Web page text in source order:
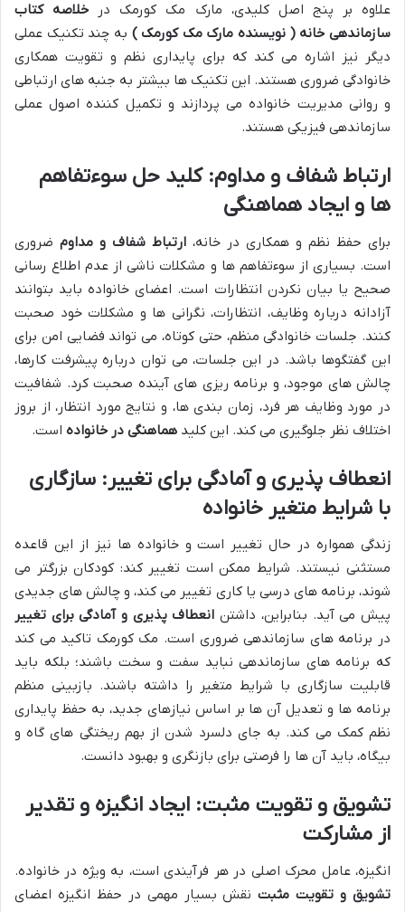
علاوه بر پنج اصل کلیدی، مارک مک کورمک در خلاصه کتاب
سازماندهی خانه ( نویسنده مارک مک کورمک ) به چند تکنیک عملی
دیگر نیز اشاره می کند که برای پایداری نظم و تقویت همکاری
خانوادگی ضروری هستند. این تکنیک ها بیشتر به جنبه های ارتباطی
و روانی مدیریت خانواده می پردازند و تکمیل کننده اصول عملی
سازماندهی فیزیکی هستند.
ارتباط شفاف و مداوم: کلید حل سوءتفاهم
ها و ایجاد هماهنگی
برای حفظ نظم و همکاری در خانه، ارتباط شفاف و مداوم ضروری
است. بسیاری از سوءتفاهم ها و مشکلات ناشی از عدم اطلاع رسانی
صحیح یا بیان نکردن انتظارات است. اعضای خانواده باید بتوانند
آزادانه درباره وظایف، انتظارات، نگرانی ها و مشکلات خود صحبت
کنند. جلسات خانوادگی منظم، حتی کوتاه، می تواند فضایی امن برای
این گفتگوها باشد. در این جلسات، می توان درباره پیشرفت کارها،
چالش های موجود، و برنامه ریزی های آینده صحبت کرد. شفافیت
در مورد وظایف هر فرد، زمان بندی ها، و نتایج مورد انتظار، از بروز
اختلاف نظر جلوگیری می کند. این کلید هماهنگی در خانواده است.
انعطاف پذیری و آمادگی برای تغییر: سازگاری
با شرایط متغیر خانواده
زندگی همواره در حال تغییر است و خانواده ها نیز از این قاعده
مستثنی نیستند. شرایط ممکن است تغییر کند: کودکان بزرگتر می
شوند، برنامه های درسی یا کاری تغییر می کند، و چالش های جدیدی
پیش می آید. بنابراین، داشتن انعطاف پذیری و آمادگی برای تغییر
در برنامه های سازماندهی ضروری است. مک کورمک تاکید می کند
که برنامه های سازماندهی نباید سفت و سخت باشند؛ بلکه باید
قابلیت سازگاری با شرایط متغیر را داشته باشند. بازبینی منظم
برنامه ها و تعدیل آن ها بر اساس نیازهای جدید، به حفظ پایداری
نظم کمک می کند. به جای دلسرد شدن از بهم ریختگی های گاه و
بیگاه، باید آن ها را فرصتی برای بازنگری و بهبود دانست.
تشویق و تقویت مثبت: ایجاد انگیزه و تقدیر
از مشارکت
انگیزه، عامل محرک اصلی در هر فرآیندی است، به ویژه در خانواده.
تشویق و تقویت مثبتنقش بسیار مهمی در حفظ انگیزه اعضای